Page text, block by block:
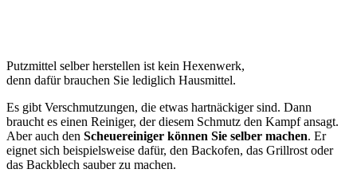
Putzmittel selber herstellen ist kein Hexenwerk,
denn dafür brauchen Sie lediglich Hausmittel.
Es gibt Verschmutzungen, die etwas hartnäckiger sind. Dann
braucht es einen Reiniger, der diesem Schmutz den Kampf ansagt.
Aber auch den Scheuereiniger können Sie selber machen. Er
eignet sich beispielsweise dafür, den Backofen, das Grillrost oder
das Backblech sauber zu machen.